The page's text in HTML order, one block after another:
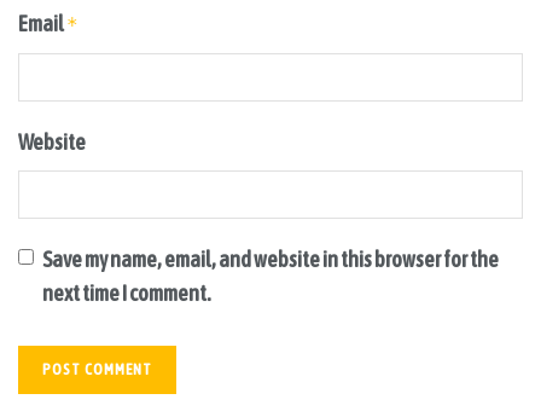
Email*
Website
Save my name, email, and website in this browser for the
next time I comment.